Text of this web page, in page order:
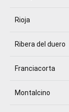
Rioja
Ribera del duero
Franciacorta
Montalcino